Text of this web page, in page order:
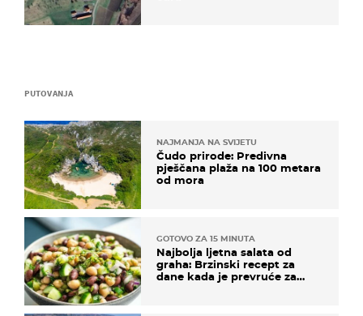
PUTOVANJA
NAJMANJA NA SVIJETU
Čudo prirode: Predivna
pješčana plaža na 100 metara
od mora
GOTOVO ZA 15 MINUTA
Najbolja ljetna salata od
graha: Brzinski recept za
dane kada je prevruće za